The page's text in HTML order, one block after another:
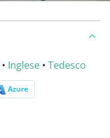
• Inglese • Tedesco
Azure